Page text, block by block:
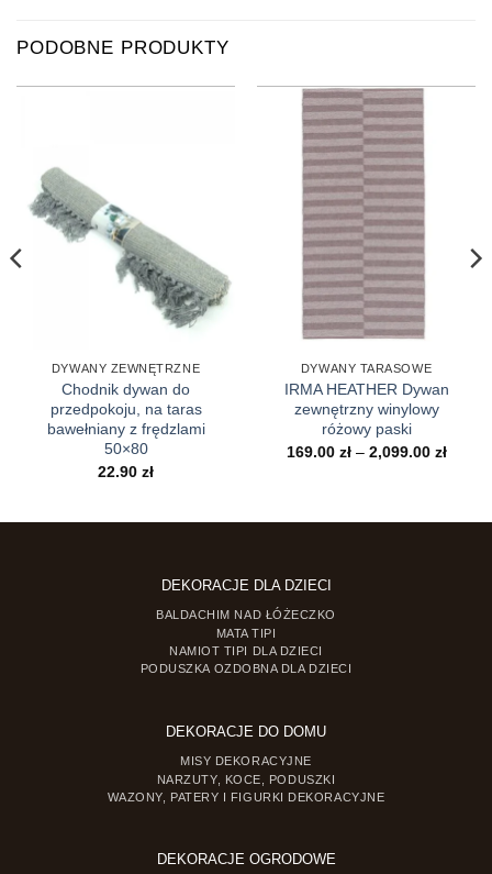
PODOBNE PRODUKTY
DYWANY ZEWNĘTRZNE
Chodnik dywan do
przedpokoju, na taras
bawełniany z frędzlami
50×80
22.90 zł
DYWANY TARASOWE
IRMA HEATHER Dywan
zewnętrzny winylowy
różowy paski
169.00 zł – 2,099.00 zł
DEKORACJE DLA DZIECI
BALDACHIM NAD ŁÓŻECZKO
MATA TIPI
NAMIOT TIPI DLA DZIECI
PODUSZKA OZDOBNA DLA DZIECI
DEKORACJE DO DOMU
MISY DEKORACYJNE
NARZUTY, KOCE, PODUSZKI
WAZONY, PATERY I FIGURKI DEKORACYJNE
DEKORACJE OGRODOWE